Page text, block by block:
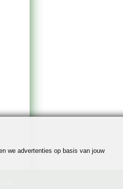
we advertenties op basis van jouw